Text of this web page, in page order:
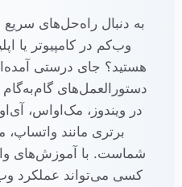
به دنبال راه‌حل‌های
وب‌کم در کامپیوتر یا
هستید؟ جای درستی
دستورالعمل‌های
در ویندوز، مک‌او‌اس،
برتری مانند واتساپ،
شماست. با آموزش‌های
کسی می‌تواند عملکرد